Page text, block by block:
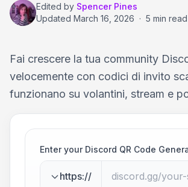
Edited by Spencer Pines
Updated March 16, 2026 · 5 min read
Fai crescere la tua community
velocemente con codici di invito
funzionano su volantini, stream e
Enter your Discord QR Code
https://